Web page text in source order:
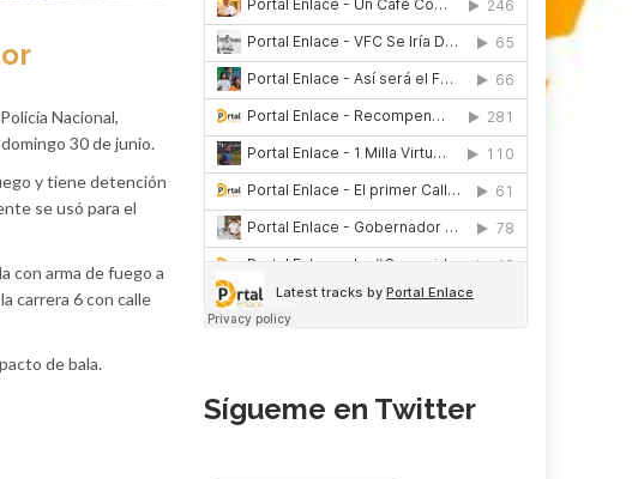
Nacional,
30 de junio.
y tiene detención
se usó para el
con arma de fuego a
carrera 6 con calle
de bala.
Sígueme en Twitter